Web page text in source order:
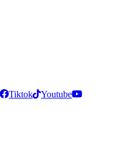
Tiktok Youtube